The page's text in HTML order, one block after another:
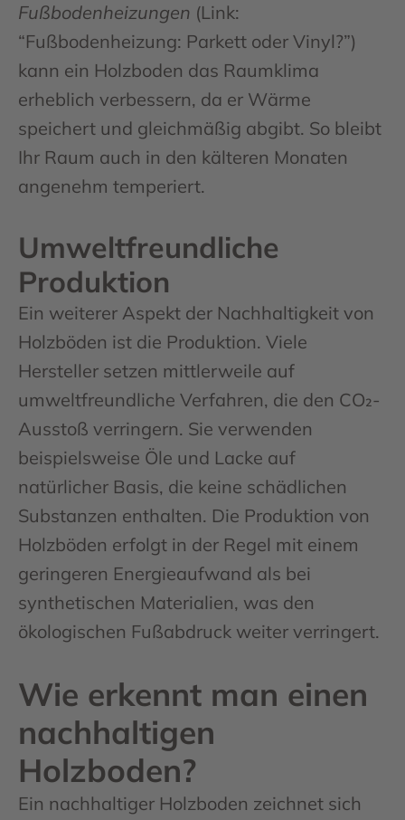
Fußbodenheizungen (Link:
“Fußbodenheizung: Parkett oder Vinyl?”)
kann ein Holzboden das Raumklima
erheblich verbessern, da er Wärme
speichert und gleichmäßig abgibt. So bleibt
Ihr Raum auch in den kälteren Monaten
angenehm temperiert.
Umweltfreundliche
Produktion
Ein weiterer Aspekt der Nachhaltigkeit von
Holzböden ist die Produktion. Viele
Hersteller setzen mittlerweile auf
umweltfreundliche Verfahren, die den CO₂-
Ausstoß verringern. Sie verwenden
beispielsweise Öle und Lacke auf
natürlicher Basis, die keine schädlichen
Substanzen enthalten. Die Produktion von
Holzböden erfolgt in der Regel mit einem
geringeren Energieaufwand als bei
synthetischen Materialien, was den
ökologischen Fußabdruck weiter verringert.
Wie erkennt man einen
nachhaltigen
Holzboden?
Ein nachhaltiger Holzboden zeichnet sich